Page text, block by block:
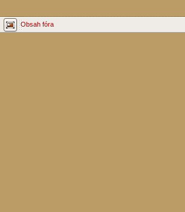
Obsah fóra